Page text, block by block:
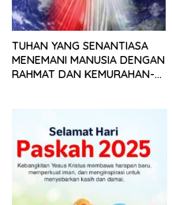
TUHAN YANG SENANTIASA
MENEMANI MANUSIA DENGAN
RAHMAT DAN KEMURAHAN-